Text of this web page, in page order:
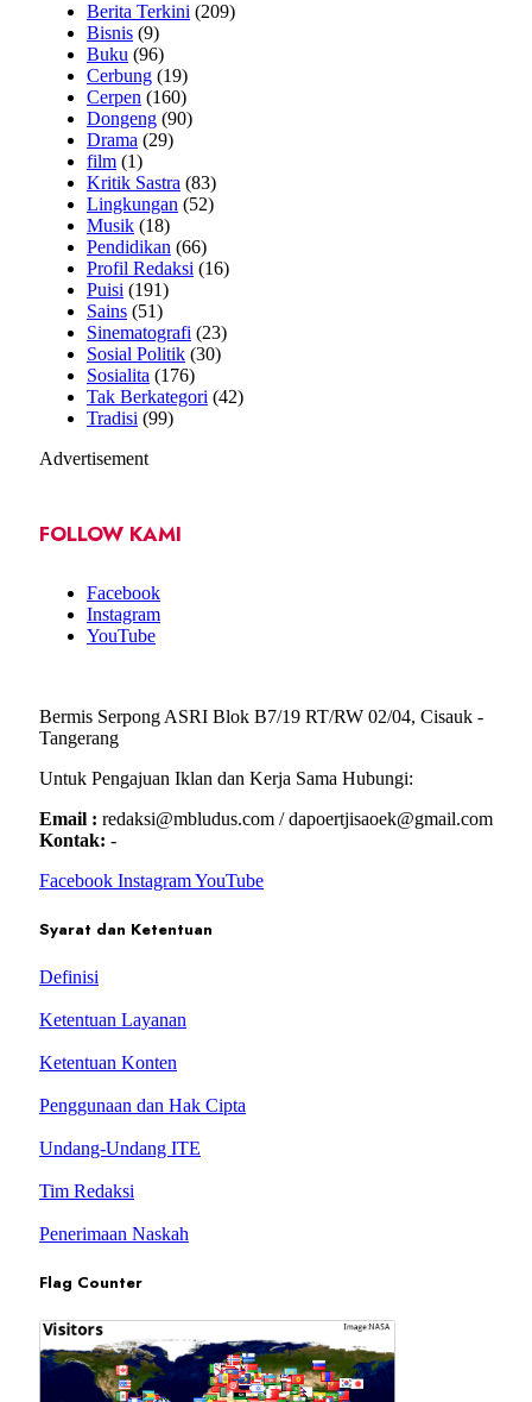
Berita Terkini (209)
Bisnis (9)
Buku (96)
Cerbung (19)
Cerpen (160)
Dongeng (90)
Drama (29)
film (1)
Kritik Sastra (83)
Lingkungan (52)
Musik (18)
Pendidikan (66)
Profil Redaksi (16)
Puisi (191)
Sains (51)
Sinematografi (23)
Sosial Politik (30)
Sosialita (176)
Tak Berkategori (42)
Tradisi (99)
Advertisement
FOLLOW KAMI
Facebook
Instagram
YouTube
Bermis Serpong ASRI Blok B7/19 RT/RW 02/04, Cisauk -
Tangerang
Untuk Pengajuan Iklan dan Kerja Sama Hubungi:
Email : redaksi@mbludus.com / dapoertjisaoek@gmail.com
Kontak: -
Facebook InstagramYouTube
Syarat dan Ketentuan
Definisi
Ketentuan Layanan
Ketentuan Konten
Penggunaan dan Hak Cipta
Undang-Undang ITE
Tim Redaksi
Penerimaan Naskah
Flag Counter